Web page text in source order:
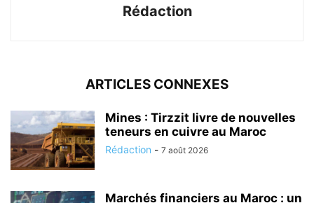
Rédaction
ARTICLES CONNEXES
Mines : Tirzzit livre de nouvelles
teneurs en cuivre au Maroc
Rédaction - 7 août 2026
Marchés financiers au Maroc : un